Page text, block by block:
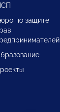
по защите